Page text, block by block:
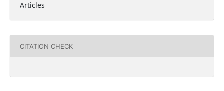
Articles
CITATION CHECK